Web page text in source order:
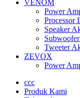
VENOM
Power
Processor
Speaker
Tweeter
ZEVOX
Power
ccc
Produk Kami